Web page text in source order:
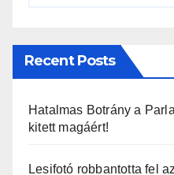
Recent Posts
Hatalmas Botrány a
kitett magáért!
Lesifotó robbantotta fel